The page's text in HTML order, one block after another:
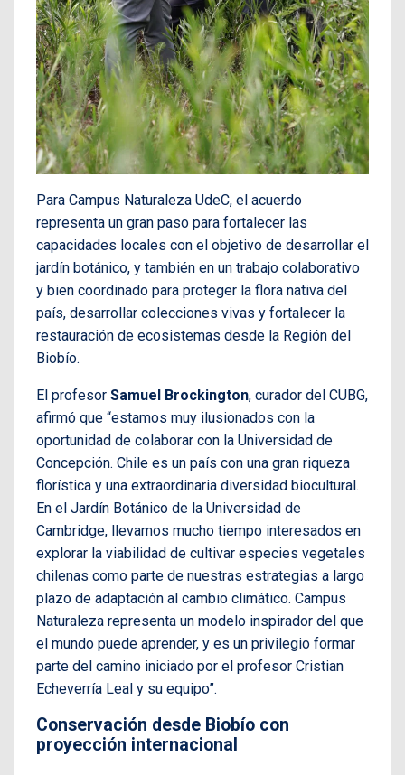
Para Campus Naturaleza UdeC, el acuerdo
representa un gran paso para fortalecer las
capacidades locales con el objetivo de desarrollar el
jardín botánico, y también en un trabajo colaborativo
y bien coordinado para proteger la flora nativa del
país, desarrollar colecciones vivas y fortalecer la
restauración de ecosistemas desde la Región del
Biobío.
El profesor Samuel Brockington, curador del CUBG,
afirmó que “estamos muy ilusionados con la
oportunidad de colaborar con la Universidad de
Concepción. Chile es un país con una gran riqueza
florística y una extraordinaria diversidad biocultural.
En el Jardín Botánico de la Universidad de
Cambridge, llevamos mucho tiempo interesados en
explorar la viabilidad de cultivar especies vegetales
chilenas como parte de nuestras estrategias a largo
plazo de adaptación al cambio climático. Campus
Naturaleza representa un modelo inspirador del que
el mundo puede aprender, y es un privilegio formar
parte del camino iniciado por el profesor Cristian
Echeverría Leal y su equipo”.
Conservación desde Biobío con
proyección internacional